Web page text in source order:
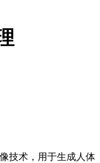
技术，用于生成人体